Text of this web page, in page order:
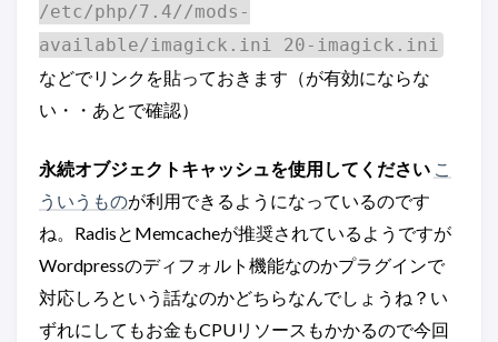
/etc/php/7.4//mods-
available/imagick.ini 20-imagick.ini
などでリンクを貼っておきます（が有効にならな
い・・あとで確認）
永続オブジェクトキャッシュを使用してください こ
ういうものが利用できるようになっているのです
ね。RadisとMemcacheが推奨されているようですが
Wordpressのディフォルト機能なのかプラグインで
対応しろという話なのかどちらなんでしょうね？い
ずれにしてもお金もCPUリソースもかかるので今回